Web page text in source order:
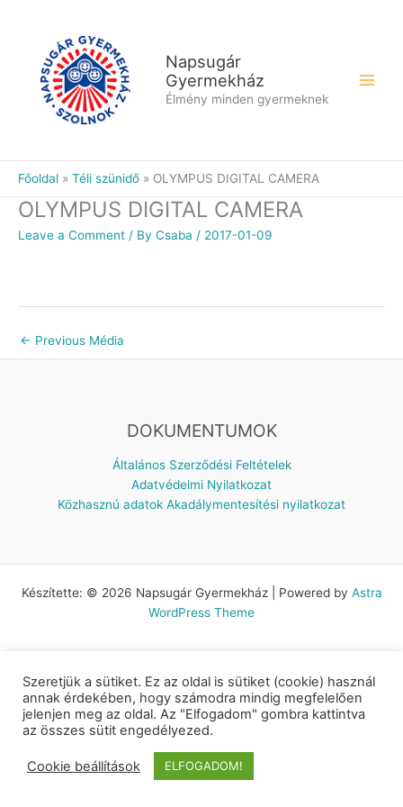
Napsugár
Gyermekház
Élmény minden gyermeknek
Főoldal Téli szünidő OLYMPUS DIGITAL CAMERA
OLYMPUS DIGITAL CAMERA
Leave a Comment / By Csaba / 2017-01-09
← Previous Média
DOKUMENTUMOK
Általános Szerződési Feltételek
Adatvédelmi Nyilatkozat
Közhasznú adatok Akadálymentesítési nyilatkozat
Készítette: © 2026 Napsugár Gyermekház | Powered by Astra
WordPress Theme
Szeretjük a sütiket. Ez az oldal is sütiket (cookie) használ
annak érdekében, hogy számodra mindig megfelelően
jelenjen meg az oldal. Az "Elfogadom" gombra kattintva
az összes sütit engedélyezed.
Cookie beállítások ELFOGADOM!